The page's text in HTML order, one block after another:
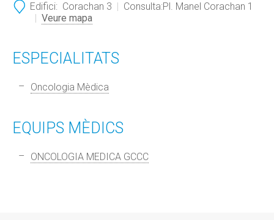
Edifici: Corachan 3 Consulta:Pl. Manel Corachan 1
Veure mapa
ESPECIALITATS
Oncologia Mèdica
EQUIPS MÈDICS
ONCOLOGIA MEDICA GCCC